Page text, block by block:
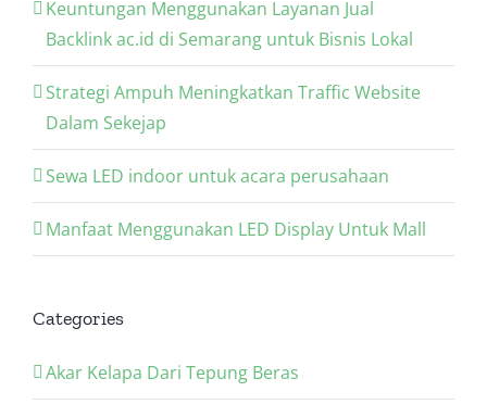
Keuntungan Menggunakan Layanan Jual
Backlink ac.id di Semarang untuk Bisnis Lokal
Strategi Ampuh Meningkatkan Traffic Website
Dalam Sekejap
Sewa LED indoor untuk acara perusahaan
Manfaat Menggunakan LED Display Untuk Mall
Categories
Akar Kelapa Dari Tepung Beras